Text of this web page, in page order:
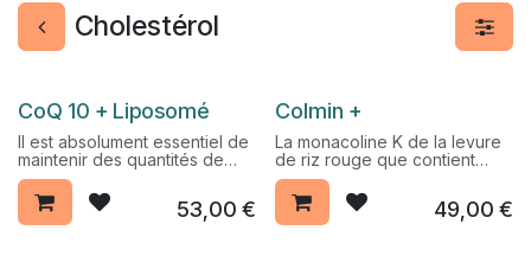
Cholestérol
Pack Promo %
CoQ 10 + Liposomé
Il est absolument essentiel de
maintenir des quantités de
coenzyme Q10 suffisantes
dans l’organisme afin de
bénéficier d’une prévention
et pour garder une santé
53,00 €
Pack Promo %
Colmin +
La monacoline K de la levure
de riz rouge que contient
Colmin + participe au maintien
d’une cholestérolémie
normale.
49,00 €